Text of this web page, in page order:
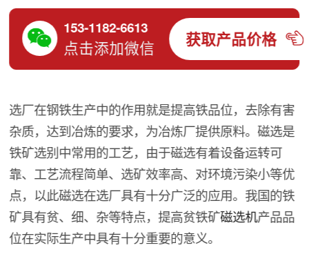
153-1182-6613
点击添加微信 获取产品价格
选厂在钢铁生产中的作用就是提高铁品位，去除有害
杂质，达到冶炼的要求，为冶炼厂提供原料。磁选是
铁矿选别中常用的工艺，由于磁选有着设备运转可
靠、工艺流程简单、选矿效率高、对环境污染小等优
点，以此磁选在选厂具有十分广泛的应用。我国的铁
矿具有贫、细、杂等特点，提高贫铁矿磁选机产品品
位在实际生产中具有十分重要的意义。